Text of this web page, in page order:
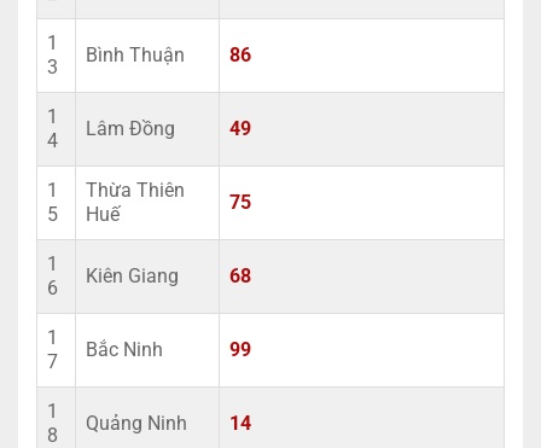
1
3
Bình Thuận 86
1
4
Lâm Đồng 49
1
5
Thừa Thiên
Huế
75
1
6
Kiên Giang 68
1
7
Bắc Ninh 99
1
8
Quảng Ninh 14